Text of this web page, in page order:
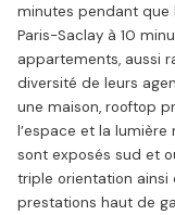
minutes pendant que
Paris-Saclay à 10
appartements, aussi
diversité de leurs
une maison, rooftop
l’espace et la
sont exposés sud et
triple orientation ainsi
prestations haut de